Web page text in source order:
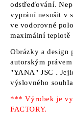
odstřeďování.
vyprání nesušit v
ve vodorovné
maximální teplotě
Obrázky a design
autorským
"YANA" JSC .
výslovného
*** Výrobek je
FACTORY.